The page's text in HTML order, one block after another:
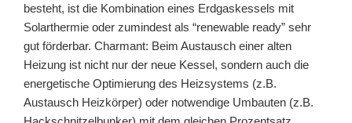
besteht, ist die Kombination eines Erdgaskessels mit
Solarthermie oder zumindest als “renewable ready” sehr
gut förderbar. Charmant: Beim Austausch einer alten
Heizung ist nicht nur der neue Kessel, sondern auch die
energetische Optimierung des Heizsystems (z.B.
Austausch Heizkörper) oder notwendige Umbauten (z.B.